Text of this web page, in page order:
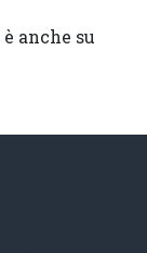
è anche su